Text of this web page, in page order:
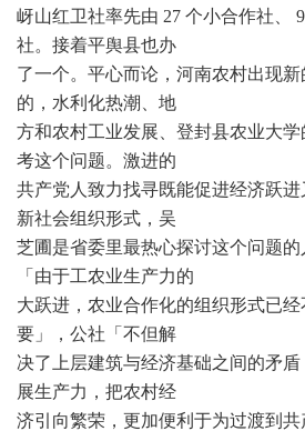
岈山红卫社率先由 27 个小合作社、
社。接着平舆县也办
了一个。平心而论，河南农村出现
的，水利化热潮、地
方和农村工业发展、登封县农业大
考这个问题。激进的
共产党人致力找寻既能促进经济跃
新社会组织形式，吴
芝圃是省委里最热心探讨这个问题的
「由于工农业生产力的
大跃进，农业合作化的组织形式已
要」，公社「不但解
决了上层建筑与经济基础之间的矛
展生产力，把农村经
济引向繁荣，更加便利于为过渡到共